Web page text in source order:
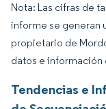
Nota: Las cifras de
informe se generan
propietario de
datos e información
Tendencias e